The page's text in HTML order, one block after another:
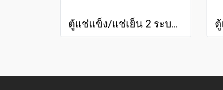
ตู้แช่แข็ง/แช่เย็น 2 ระบบ 25 คิว SCF-0765